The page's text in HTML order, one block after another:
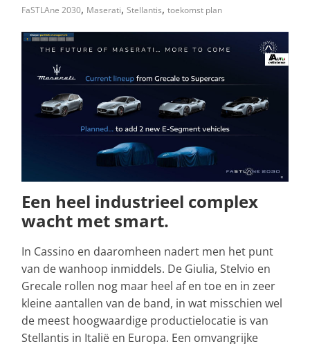
FaSTLAne 2030, Maserati, Stellantis, toekomst plan
Een heel industrieel complex
wacht met smart.
In Cassino en daaromheen nadert men het punt
van de wanhoop inmiddels. De Giulia, Stelvio en
Grecale rollen nog maar heel af en toe en in zeer
kleine aantallen van de band, in wat misschien wel
de meest hoogwaardige productielocatie is van
Stellantis in Italië en Europa. Een omvangrijke